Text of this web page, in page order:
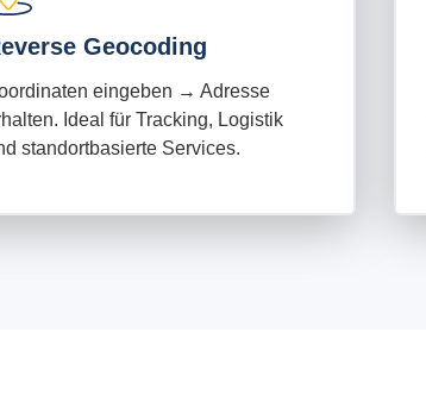
Geocoding
eingeben → Adresse
Ideal für Tracking, Logistik
standortbasierte Services.